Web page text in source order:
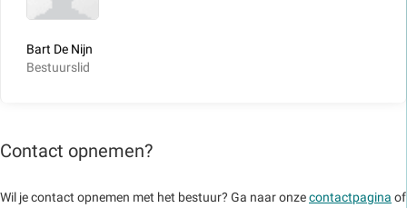
Bart De Nijn
Bestuurslid
Contact opnemen?
Wil je contact opnemen met het bestuur? Ga naar onzecontactpagina of